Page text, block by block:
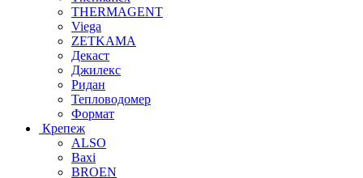
THERMAGENT
Viega
ZETKAMA
Декаст
Джилекс
Ридан
Тепловодомер
Формат
Крепеж
ALSO
Baxi
BROEN